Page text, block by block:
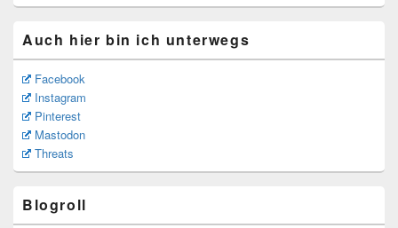
Auch hier bin ich unterwegs
Facebook
Instagram
Pinterest
Mastodon
Threats
Blogroll